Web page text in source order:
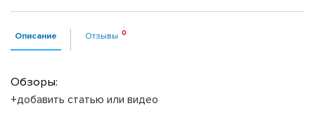
Описание Отзывы
Обзоры:
+добавить статью или видео